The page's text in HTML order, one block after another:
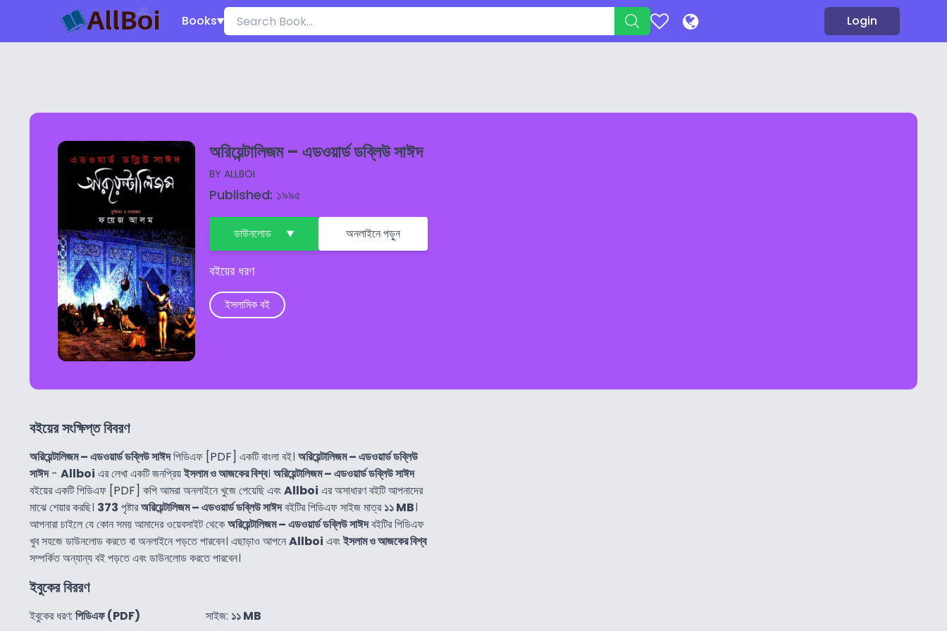
Books Login
অরিয়েন্টালিজম – এডওয়ার্ড ডব্লিউ সাঈদ
BY ALLBOI
Published: ১৯৯৫
ডাউনলোড অনলাইনে পড়ুন
বইয়ের ধরণ
ইসলামিক বই
বইয়ের সংক্ষিপ্ত বিবরণ
অরিয়েন্টালিজম – এডওয়ার্ড ডব্লিউ সাঈদপিডিএফ [PDF] একটি বাংলা বই। অরিয়েন্টালিজম – এডওয়ার্ড ডব্লিউ
সাঈদ- Allboi এর লেখা একটি জনপ্রিয়ইসলাম ও আজকের বিশ্ব। অরিয়েন্টালিজম – এডওয়ার্ড ডব্লিউ সাঈদ
বইয়ের একটি পিডিএফ [PDF] কপি আমরা অনলাইনে খুজে পেয়েছি এবংAllboi এর অসাধারণ বইটি আপনাদের
মাঝে শেয়ার করছি। 373 পৃষ্টারঅরিয়েন্টালিজম – এডওয়ার্ড ডব্লিউ সাঈদবইটির পিডিএফ সাইজ মাত্র১১ MB।
আপনারা চাইলে যে কোন সময় আমাদের ওয়েবসাইট থেকেঅরিয়েন্টালিজম – এডওয়ার্ড ডব্লিউ সাঈদবইটির পিডিএফ
খুব সহজে ডাউনলোড করতে বা অনলাইনে পড়তে পারবেন। এছাড়াও আপনেAllboi এবংইসলাম ও আজকের বিশ্ব
সম্পর্কিত অন্যান্য বই পড়তে এবং ডাউনলোড করতে পারবেন।
ইবুকের বিররণ
ইবুকের ধরণ: পিডিএফ (PDF)
সাইজ: ১১ MB